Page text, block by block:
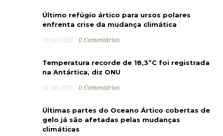
Último refúgio ártico para ursos polares
enfrenta crise da mudança climática
19 jul 2021 0 Comentários
Temperatura recorde de 18,3ºC foi registrada
na Antártica, diz ONU
01 jul 2021 0 Comentários
Últimas partes do Oceano Ártico cobertas de
gelo já são afetadas pelas mudanças
climáticas